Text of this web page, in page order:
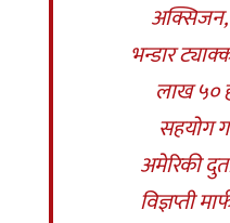
अक्सिजन,
भन्डार
लाख ५०
सहयोग
अमेरिकी
विज्ञप्ती